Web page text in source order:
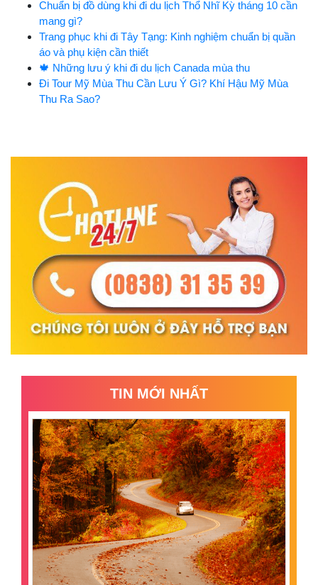
Chuẩn bị đồ dùng khi đi du lịch Thổ Nhĩ Kỳ tháng 10 cần
mang gì?
Trang phục khi đi Tây Tạng: Kinh nghiệm chuẩn bị quần
áo và phụ kiện cần thiết
🍁 Những lưu ý khi đi du lịch Canada mùa thu
Đi Tour Mỹ Mùa Thu Cần Lưu Ý Gì? Khí Hậu Mỹ Mùa
Thu Ra Sao?
TIN MỚI NHẤT